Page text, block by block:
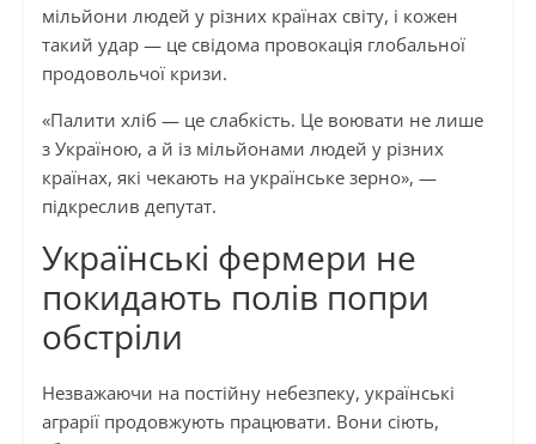
мільйони людей у різних країнах світу, і кожен
такий удар — це свідома провокація глобальної
продовольчої кризи.
«Палити хліб — це слабкість. Це воювати не лише
з Україною, а й із мільйонами людей у різних
країнах, які чекають на українське зерно», —
підкреслив депутат.
Українські фермери не
покидають полів попри
обстріли
Незважаючи на постійну небезпеку, українські
аграрії продовжують працювати. Вони сіють,